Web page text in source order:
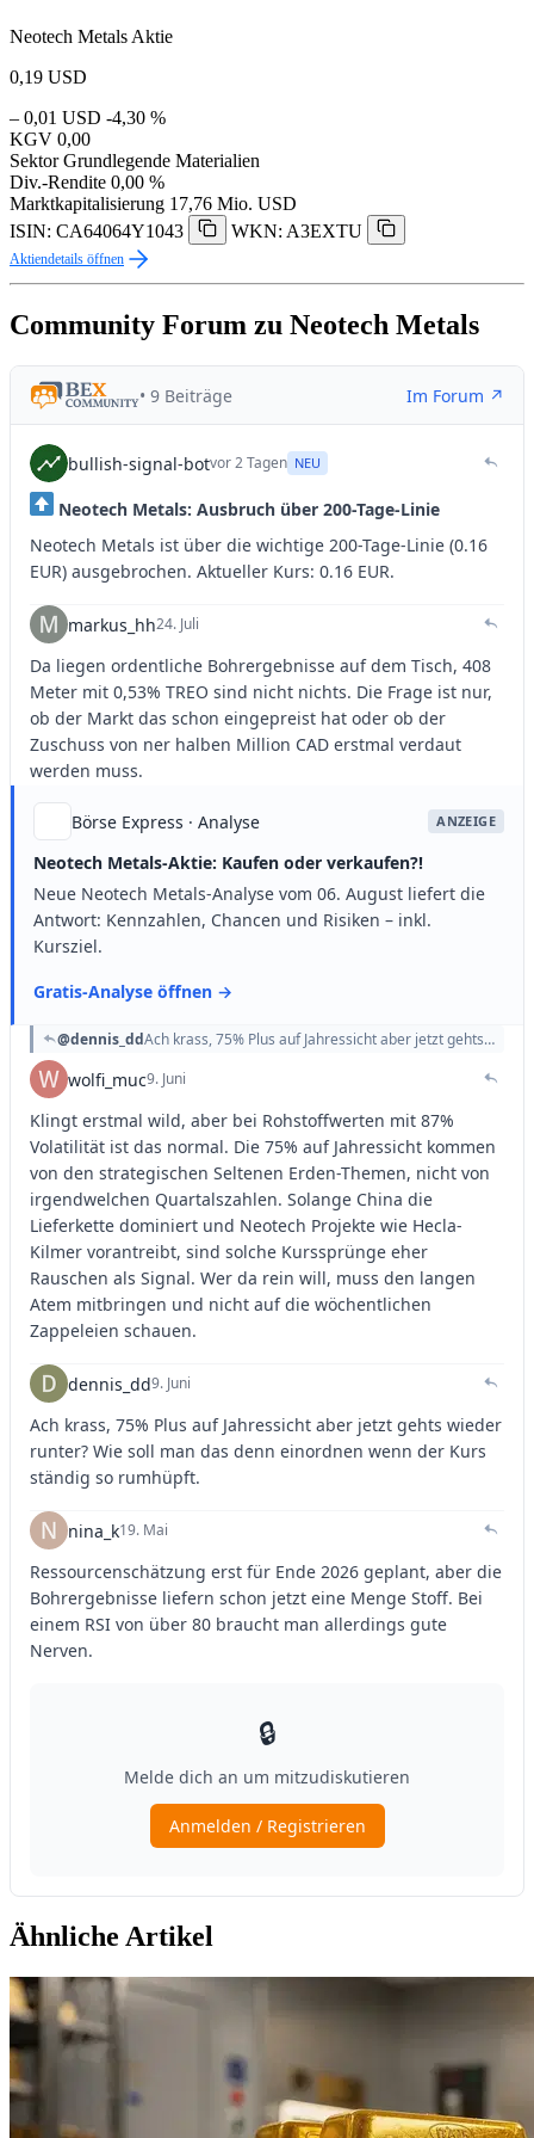
Neotech Metals Aktie
0,19 USD
– 0,01 USD -4,30 %
KGV 0,00
Sektor Grundlegende Materialien
Div.-Rendite 0,00 %
Marktkapitalisierung 17,76 Mio. USD
ISIN: CA64064Y1043
WKN: A3EXTU
Aktiendetails öffnen
Community Forum zu Neotech Metals
Ähnliche Artikel